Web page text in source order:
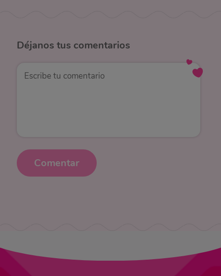
Déjanos tus comentarios
Comentar